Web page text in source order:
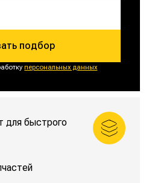
подбор
персональных данных
для быстрого